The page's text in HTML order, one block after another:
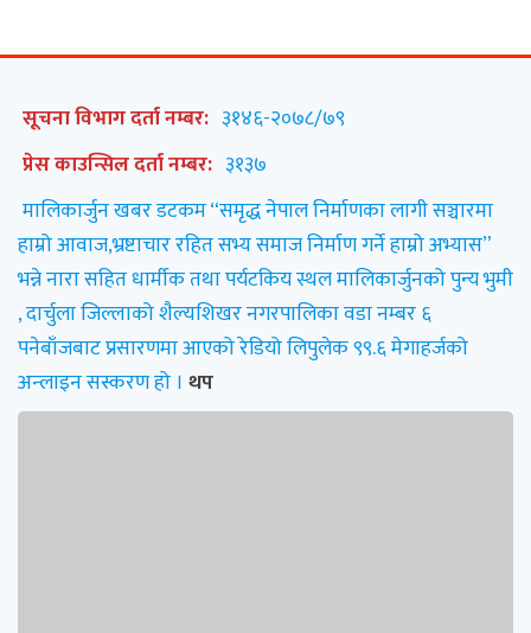
सूचना विभाग दर्ता नम्बर: ३१४६-२०७८/७९
प्रेस काउन्सिल दर्ता नम्बर: ३१३७
मालिकार्जुन खबर डटकम “समृद्ध नेपाल निर्माणका लागी सञ्चारमा
हाम्रो आवाज,भ्रष्टाचार रहित सभ्य समाज निर्माण गर्ने हाम्रो अभ्यास”
भन्ने नारा सहित धार्मीक तथा पर्यटकिय स्थल मालिकार्जुनको पुन्य भुमी
, दार्चुला जिल्लाको शैल्यशिखर नगरपालिका वडा नम्बर ६
पनेबाँजबाट प्रसारणमा आएको रेडियो लिपुलेक ९९.६ मेगाहर्जको
अन्लाइन सस्करण हो । थप